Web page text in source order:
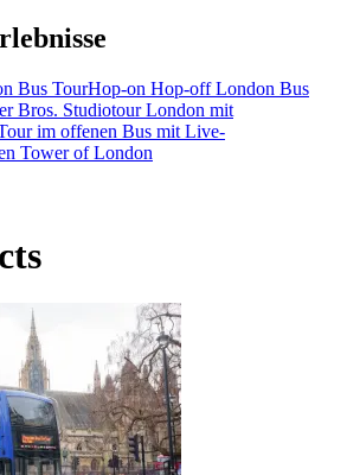
Bus TourHop-on Hop-off London Bus
Bros. Studiotour London mit
im offenen Bus mit Live-
Tower of London